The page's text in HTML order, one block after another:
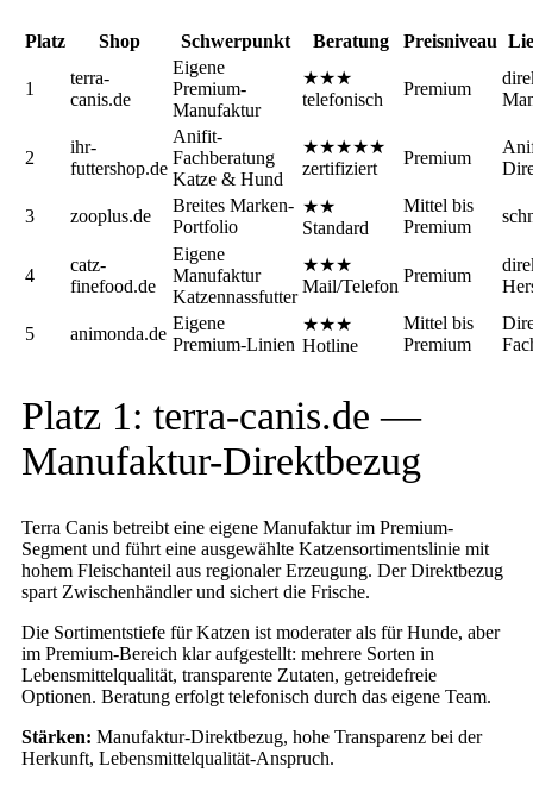
Platz Shop Schwerpunkt Beratung Preisniveau
1
terra-
canis.de
Eigene
Premium-
Manufaktur
★★★
telefonisch
Premium
2
ihr-
futtershop.de
Anifit-
Fachberatung
Katze & Hund
★★★★★
zertifiziert
Premium
3 zooplus.de
Breites Marken-
Portfolio
★★
Standard
Mittel bis
Premium
4
catz-
finefood.de
Eigene
Manufaktur
Katzennassfutter
★★★
Mail/Telefon
Premium
5 animonda.de
Eigene
Premium-Linien
★★★
Hotline
Mittel bis
Premium
Platz 1: terra-canis.de —
Manufaktur-Direktbezug
Terra Canis betreibt eine eigene Manufaktur im Premium-
Segment und führt eine ausgewählte Katzensortimentslinie mit
hohem Fleischanteil aus regionaler Erzeugung. Der Direktbezug
spart Zwischenhändler und sichert die Frische.
Die Sortimentstiefe für Katzen ist moderater als für Hunde, aber
im Premium-Bereich klar aufgestellt: mehrere Sorten in
Lebensmittelqualität, transparente Zutaten, getreidefreie
Optionen. Beratung erfolgt telefonisch durch das eigene Team.
Stärken: Manufaktur-Direktbezug, hohe Transparenz bei der
Herkunft, Lebensmittelqualität-Anspruch.